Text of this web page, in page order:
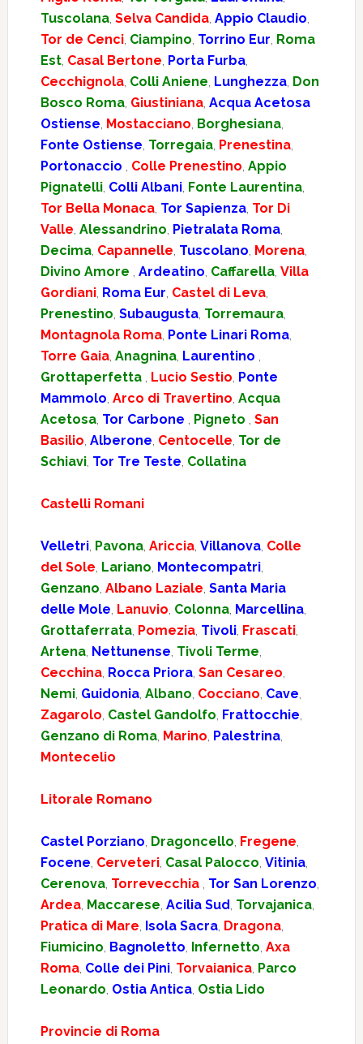
Tuscolana, Selva Candida, Appio Claudio,
Tor de Cenci, Ciampino, Torrino Eur, Roma
Est, Casal Bertone, Porta Furba,
Cecchignola, Colli Aniene, Lunghezza, Don
Bosco Roma, Giustiniana, Acqua Acetosa
Ostiense, Mostacciano, Borghesiana,
Fonte Ostiense, Torregaia, Prenestina,
Portonaccio , Colle Prenestino, Appio
Pignatelli, Colli Albani, Fonte Laurentina,
Tor Bella Monaca, Tor Sapienza, Tor Di
Valle, Alessandrino, Pietralata Roma,
Decima, Capannelle, Tuscolano, Morena,
Divino Amore , Ardeatino, Caffarella, Villa
Gordiani, Roma Eur, Castel di Leva,
Prenestino, Subaugusta, Torremaura,
Montagnola Roma, Ponte Linari Roma,
Torre Gaia, Anagnina, Laurentino ,
Grottaperfetta , Lucio Sestio, Ponte
Mammolo, Arco di Travertino, Acqua
Acetosa, Tor Carbone , Pigneto , San
Basilio, Alberone, Centocelle, Tor de
Schiavi, Tor Tre Teste, Collatina
Castelli Romani
Velletri, Pavona, Ariccia, Villanova, Colle
del Sole, Lariano, Montecompatri,
Genzano, Albano Laziale, Santa Maria
delle Mole, Lanuvio, Colonna, Marcellina,
Grottaferrata, Pomezia, Tivoli, Frascati,
Artena, Nettunense, Tivoli Terme,
Cecchina, Rocca Priora, San Cesareo,
Nemi, Guidonia, Albano, Cocciano, Cave,
Zagarolo, Castel Gandolfo, Frattocchie,
Genzano di Roma, Marino, Palestrina,
Montecelio
Litorale Romano
Castel Porziano, Dragoncello, Fregene,
Focene, Cerveteri, Casal Palocco, Vitinia,
Cerenova, Torrevecchia , Tor San Lorenzo,
Ardea, Maccarese, Acilia Sud, Torvajanica,
Pratica di Mare, Isola Sacra, Dragona,
Fiumicino, Bagnoletto, Infernetto, Axa
Roma, Colle dei Pini, Torvaianica, Parco
Leonardo, Ostia Antica, Ostia Lido
Provincie di Roma